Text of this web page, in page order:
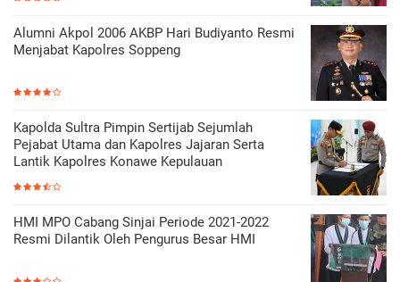
Alumni Akpol 2006 AKBP Hari Budiyanto Resmi
Menjabat Kapolres Soppeng
Kapolda Sultra Pimpin Sertijab Sejumlah
Pejabat Utama dan Kapolres Jajaran Serta
Lantik Kapolres Konawe Kepulauan
HMI MPO Cabang Sinjai Periode 2021-2022
Resmi Dilantik Oleh Pengurus Besar HMI